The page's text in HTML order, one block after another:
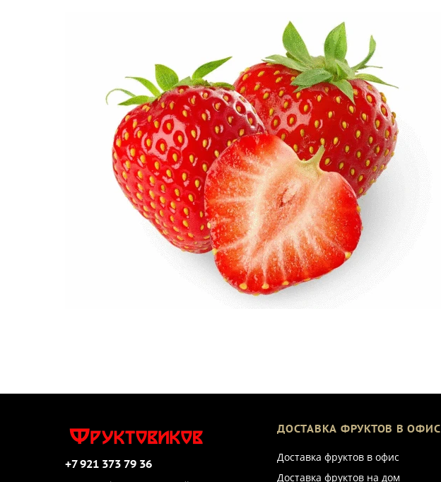
+7 921 373 79 36
ДОСТАВКА ФРУКТОВ В ОФИС
Доставка фруктов в офис
Доставка фруктов на дом